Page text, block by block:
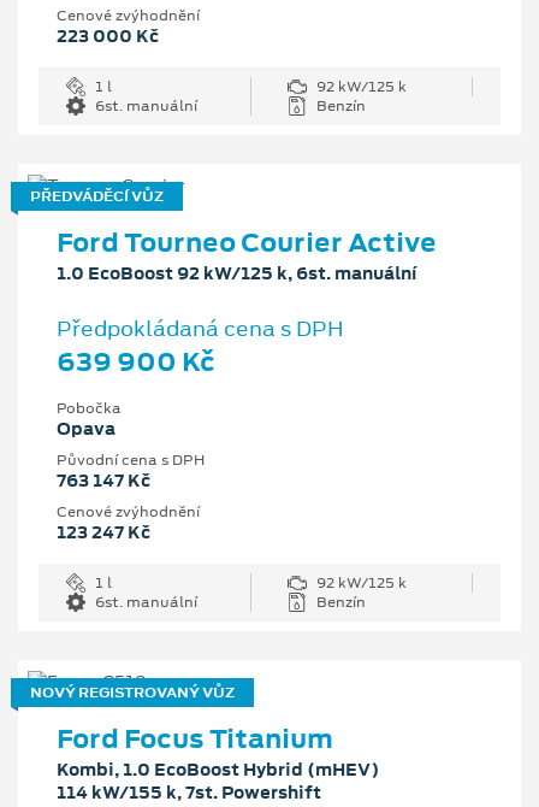
Cenové zvýhodnění
223 000 Kč
1 l
92 kW/125 k
6st. manuální
Benzín
PŘEDVÁDĚCÍ VŮZ
Ford Tourneo Courier Active
1.0 EcoBoost 92 kW/125 k, 6st. manuální
Předpokládaná cena s DPH
639 900 Kč
Pobočka
Opava
Původní cena s DPH
763 147 Kč
Cenové zvýhodnění
123 247 Kč
1 l
92 kW/125 k
6st. manuální
Benzín
NOVÝ REGISTROVANÝ VŮZ
Ford Focus Titanium
Kombi, 1.0 EcoBoost Hybrid (mHEV)
114 kW/155 k, 7st. Powershift